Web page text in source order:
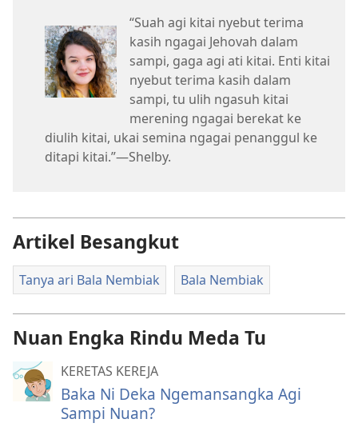
“Suah agi kitai nyebut terima
kasih ngagai Jehovah dalam
sampi, gaga agi ati kitai. Enti kitai
nyebut terima kasih dalam
sampi, tu ulih ngasuh kitai
merening ngagai berekat ke
diulih kitai, ukai semina ngagai penanggul ke
ditapi kitai.”​—Shelby.
Artikel Besangkut
Tanya ari Bala Nembiak Bala Nembiak
Nuan Engka Rindu Meda Tu
KERETAS KEREJA
Baka Ni Deka Ngemansangka Agi
Sampi Nuan?